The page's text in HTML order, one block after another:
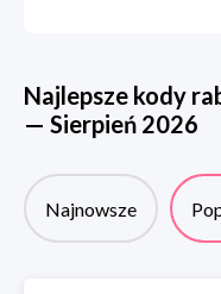
Najlepsze kody
— Sierpień 2026
Najnowsze